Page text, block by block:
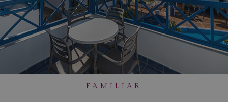
FAMILIAR